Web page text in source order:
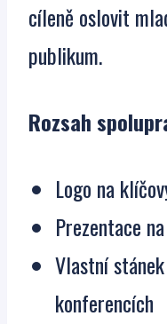
cíleně oslovit
publikum.
Rozsah
Logo na
Prezentace
Vlastní
konferencích